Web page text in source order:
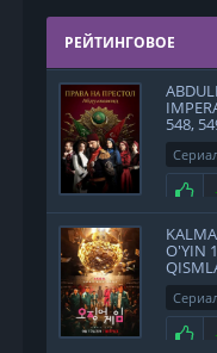
РЕЙТИНГОВОЕ
548,
O'YIN
2021